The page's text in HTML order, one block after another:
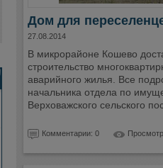
Дом для
27.08.2014
В микрорайоне Кошево
строительство
аварийного жилья. Все
начальника отдела по
Верховажского сельского
Комментарии: 0